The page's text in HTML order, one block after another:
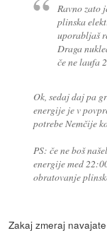
Ravno zato
plinska
uporabljaš
Draga
če ne laufa
Ok, sedaj daj pa
energije je v
potrebe Nemčije
PS: če ne boš
energije med
obratovanje
Zakaj zmeraj